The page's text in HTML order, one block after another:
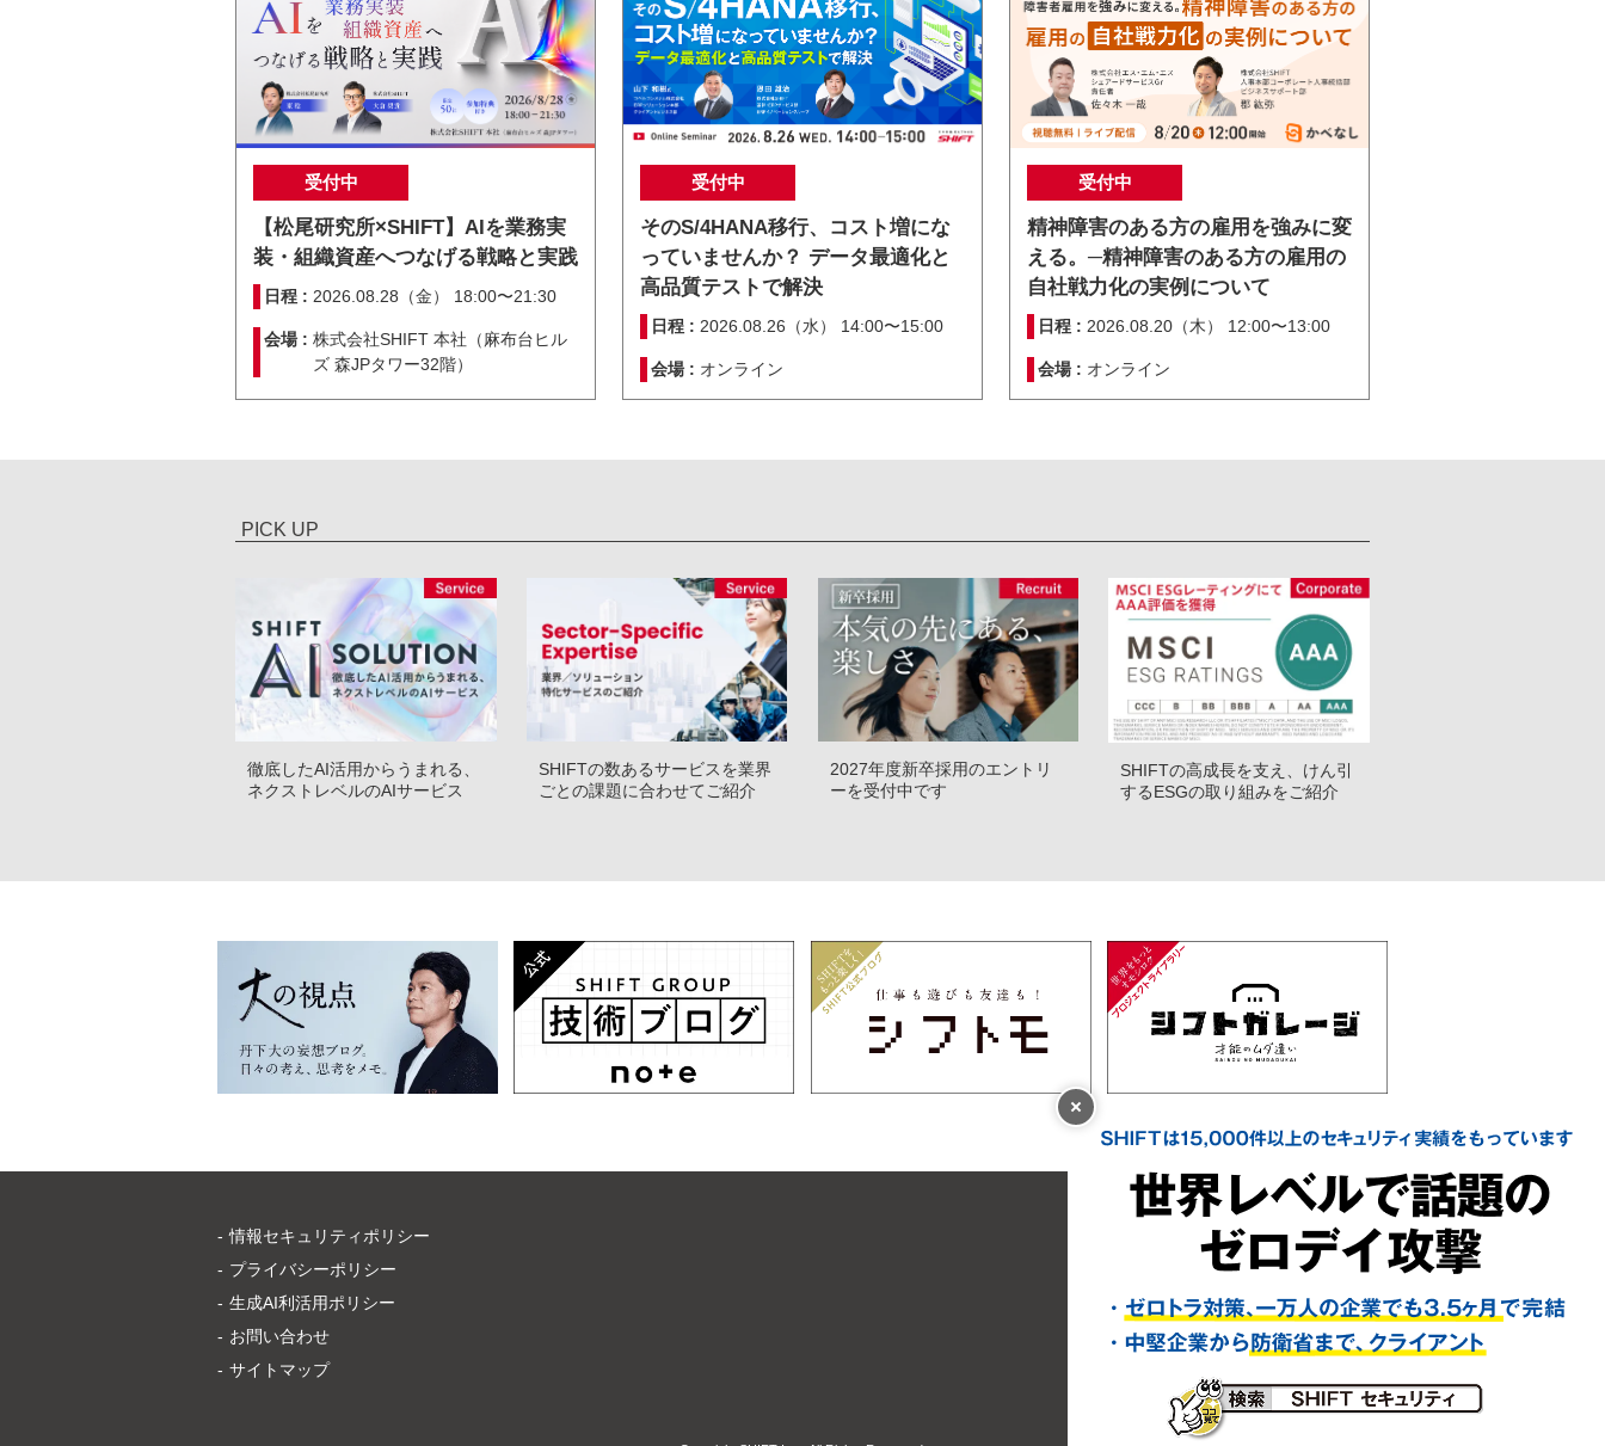
受付中
【松尾研究所×SHIFT】AIを業務実
装・組織資産へつなげる戦略と実践
日程 : 2026.08.28（金） 18:00〜21:30
会場 : 株式会社SHIFT 本社（麻布台ヒル
ズ 森JPタワー32階）
受付中
そのS/4HANA移行、コスト増にな
っていませんか？ データ最適化と
高品質テストで解決
日程 : 2026.08.26（水） 14:00〜15:00
会場 : オンライン
受付中
精神障害のある方の雇用を強みに変
える。─精神障害のある方の雇用の
自社戦力化の実例について
日程 : 2026.08.20（木） 12:00〜13:00
会場 : オンライン
PICK UP
徹底したAI活用からうまれる、
ネクストレベルのAIサービス
SHIFTの数あるサービスを業界
ごとの課題に合わせてご紹介
2027年度新卒採用のエントリ
ーを受付中です
SHIFTの高成長を支え、けん引
するESGの取り組みをご紹介
情報セキュリティポリシー
プライバシーポリシー
生成AI利活用ポリシー
お問い合わせ
サイトマップ
＜サービスのご依頼・お問い合わせは＞
＜その他のお問い合わせは＞
TEL03-6809-1128